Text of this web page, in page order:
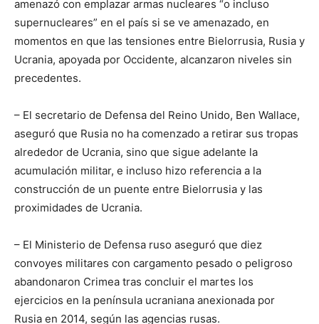
amenazó con emplazar armas nucleares “o incluso
supernucleares” en el país si se ve amenazado, en
momentos en que las tensiones entre Bielorrusia, Rusia y
Ucrania, apoyada por Occidente, alcanzaron niveles sin
precedentes.
– El secretario de Defensa del Reino Unido, Ben Wallace,
aseguró que Rusia no ha comenzado a retirar sus tropas
alrededor de Ucrania, sino que sigue adelante la
acumulación militar, e incluso hizo referencia a la
construcción de un puente entre Bielorrusia y las
proximidades de Ucrania.
– El Ministerio de Defensa ruso aseguró que diez
convoyes militares con cargamento pesado o peligroso
abandonaron Crimea tras concluir el martes los
ejercicios en la península ucraniana anexionada por
Rusia en 2014, según las agencias rusas.